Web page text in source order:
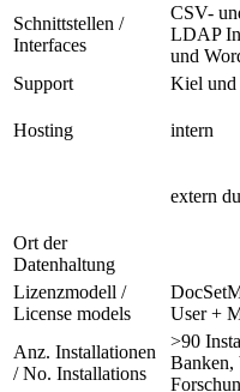
Schnittstellen /
Interfaces
CSV-
LDAP
und
Support
Kiel
Hosting intern
extern
Ort der
Datenhaltung
Lizenzmodell /
License models
User +
Anz. Installationen
/ No. Installations
>90
Banken,